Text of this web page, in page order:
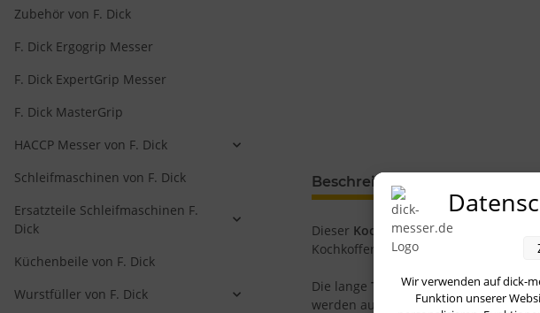
Beschreibung
Dieser Kochkoffer Bristol
Kochkoffer selbst ist
Die lange Traditionund Erfahrung
werden auch Sie bei derhohen
Zubehör von F. Dick
F. Dick Ergogrip Messer
F. Dick ExpertGrip Messer
F. Dick MasterGrip
HACCP Messer von F. Dick
Schleifmaschinen von F. Dick
Ersatzteile Schleifmaschinen F.
Dick
Küchenbeile von F. Dick
Wurstfüller von F. Dick
Wir verwenden auf dick-
Funktion unserer